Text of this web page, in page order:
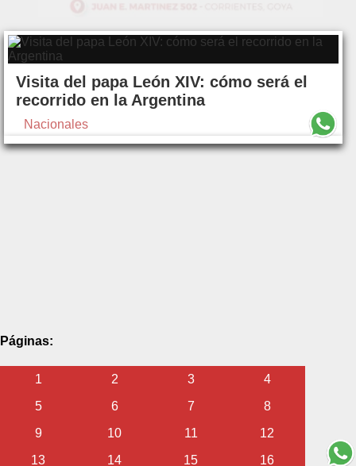
Visita del papa León XIV: cómo será el
recorrido en la Argentina
Nacionales
Páginas:
1 2 3
4
5
6 7
8
9
10 11
12
13
14 15 16